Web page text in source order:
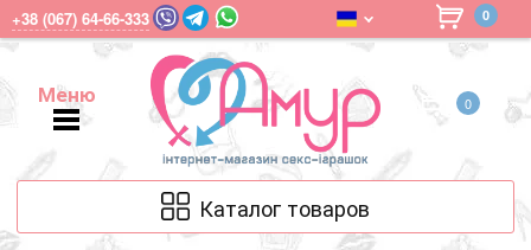
+38 (067) 64-66-333 0
Меню
Меню
0
Каталог товаров